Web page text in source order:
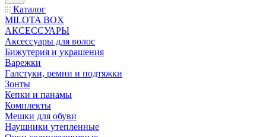
Каталог
MILOTA BOX
АКСЕССУАРЫ
Аксессуары для волос
Бижутерия и украшения
Варежки
Галстуки, ремни и подтяжки
Зонты
Кепки и панамы
Комплекты
Мешки для обуви
Наушники утепленные